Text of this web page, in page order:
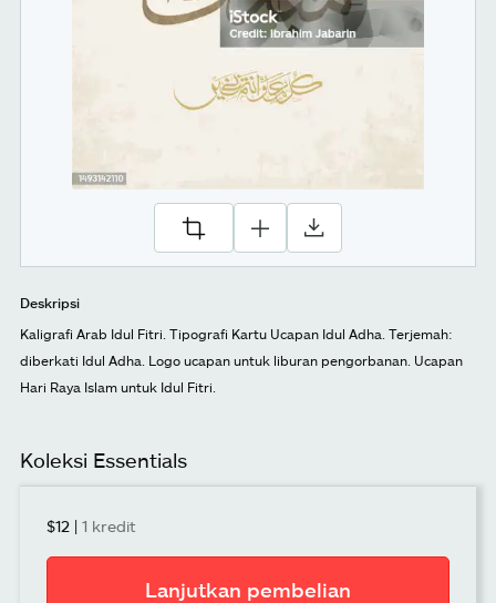
Deskripsi
Kaligrafi Arab Idul Fitri. Tipografi Kartu Ucapan Idul Adha. Terjemah:
diberkati Idul Adha. Logo ucapan untuk liburan pengorbanan. Ucapan
Hari Raya Islam untuk Idul Fitri.
Koleksi Essentials
$12 | 1 kredit
Lanjutkan pembelian